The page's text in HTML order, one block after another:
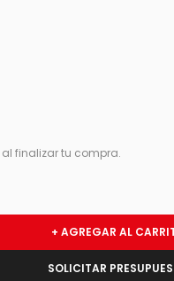
finalizar tu compra.
+ AGREGAR AL
SOLICITAR